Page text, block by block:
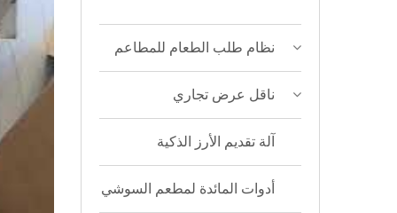
نظام طلب الطعام للمطاعم
ناقل عرض تجاري
آلة تقديم الأرز الذكية
أدوات المائدة لمطعم السوشي